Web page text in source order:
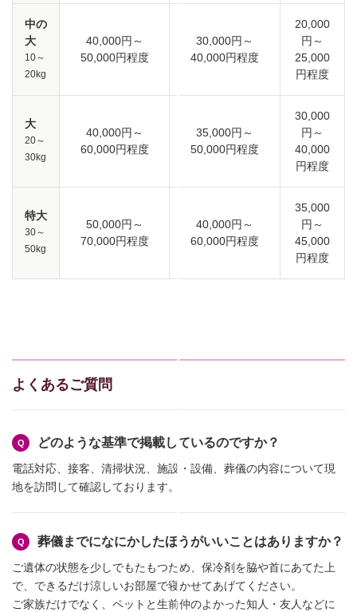
中の
大
10～
20kg
40,000円～
50,000円程度
30,000円～
40,000円程度
20,000
円～
25,000
円程度
大
20～
30kg
40,000円～
60,000円程度
35,000円～
50,000円程度
30,000
円～
40,000
円程度
特大
30～
50kg
50,000円～
70,000円程度
40,000円～
60,000円程度
35,000
円～
45,000
円程度
よくあるご質問
どのような基準で掲載しているのですか？
電話対応、接客、清掃状況、施設・設備、葬儀の内容について現
地を訪問して確認しております。
葬儀までになにかしたほうがいいことはありますか？
ご遺体の状態を少しでもたもつため、保冷剤を脇や首にあてた上
で、できるだけ涼しいお部屋で寝かせてあげてください。
ご家族だけでなく、ペットと生前仲のよかった知人・友人などに